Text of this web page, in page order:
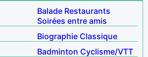
Balade Restaurants
Soirées entre amis
Biographie Classique
Badminton Cyclisme/VTT